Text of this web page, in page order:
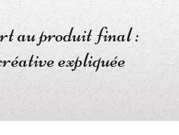
au produit final :
expliquée